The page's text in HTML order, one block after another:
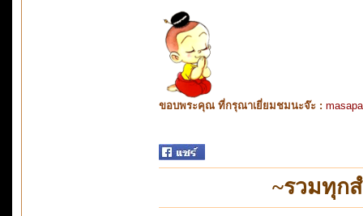
ขอบพระคุณ ที่กรุณาเยี่ยมชมนะจ๊ะ :
~รวมทุก